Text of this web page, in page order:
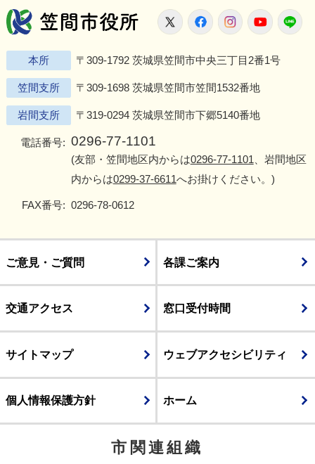
笠間市役所
X FacebookInstagram
本所 〒309-1792 茨城県笠間市中央三丁目2番1号
笠間支所 〒309-1698 茨城県笠間市笠間1532番地
岩間支所 〒319-0294 茨城県笠間市下郷5140番地
電話番号: 0296-77-1101
(友部・笠間地区内からは0296-77-1101 、岩間地区
内からは0299-37-6611へお掛けください。)
FAX番号: 0296-78-0612
ご意見・ご質問 各課ご案内
交通アクセス 窓口受付時間
サイトマップ ウェブアクセシビリティ
個人情報保護方針 ホーム
市関連組織